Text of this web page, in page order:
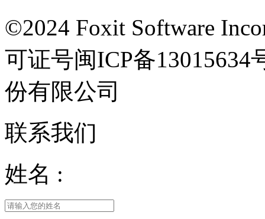
©2024 Foxit Software
可证号闽ICP备
份有限公司
联系我们
姓名 :